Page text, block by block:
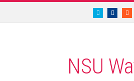
twitter.com/
NSU